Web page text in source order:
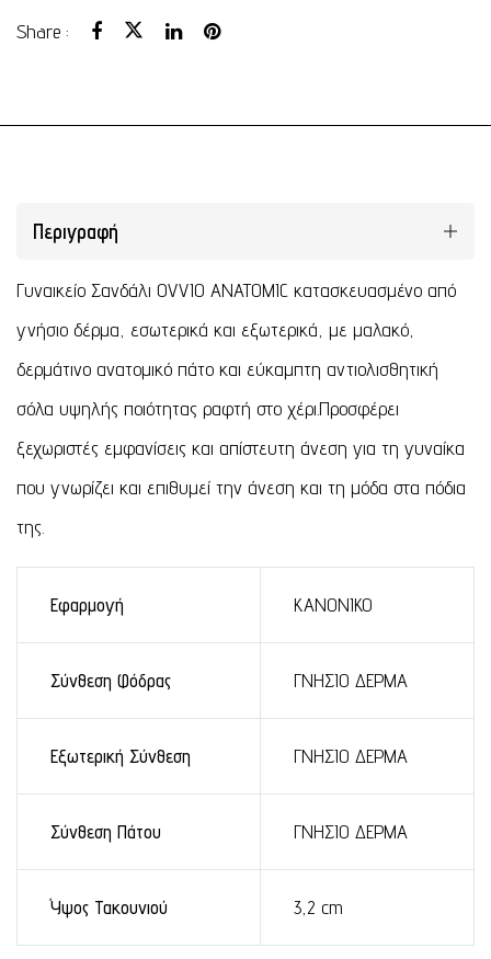
Share :
Περιγραφή
Γυναικείο Σανδάλι OVVIO ANATOMIC κατασκευασμένο από
γνήσιο δέρμα, εσωτερικά και εξωτερικά, με μαλακό,
δερμάτινο ανατομικό πάτο και εύκαμπτη αντιολισθητική
σόλα υψηλής ποιότητας ραφτή στο χέρι.Προσφέρει
ξεχωριστές εμφανίσεις και απίστευτη άνεση για τη γυναίκα
που γνωρίζει και επιθυμεί την άνεση και τη μόδα στα πόδια
της.
Εφαρμογή ΚΑΝΟΝΙΚΟ
Σύνθεση Φόδρας ΓΝΗΣΙΟ ΔΕΡΜΑ
Εξωτερική Σύνθεση ΓΝΗΣΙΟ ΔΕΡΜΑ
Σύνθεση Πάτου ΓΝΗΣΙΟ ΔΕΡΜΑ
Ύψος Τακουνιού 3,2 cm